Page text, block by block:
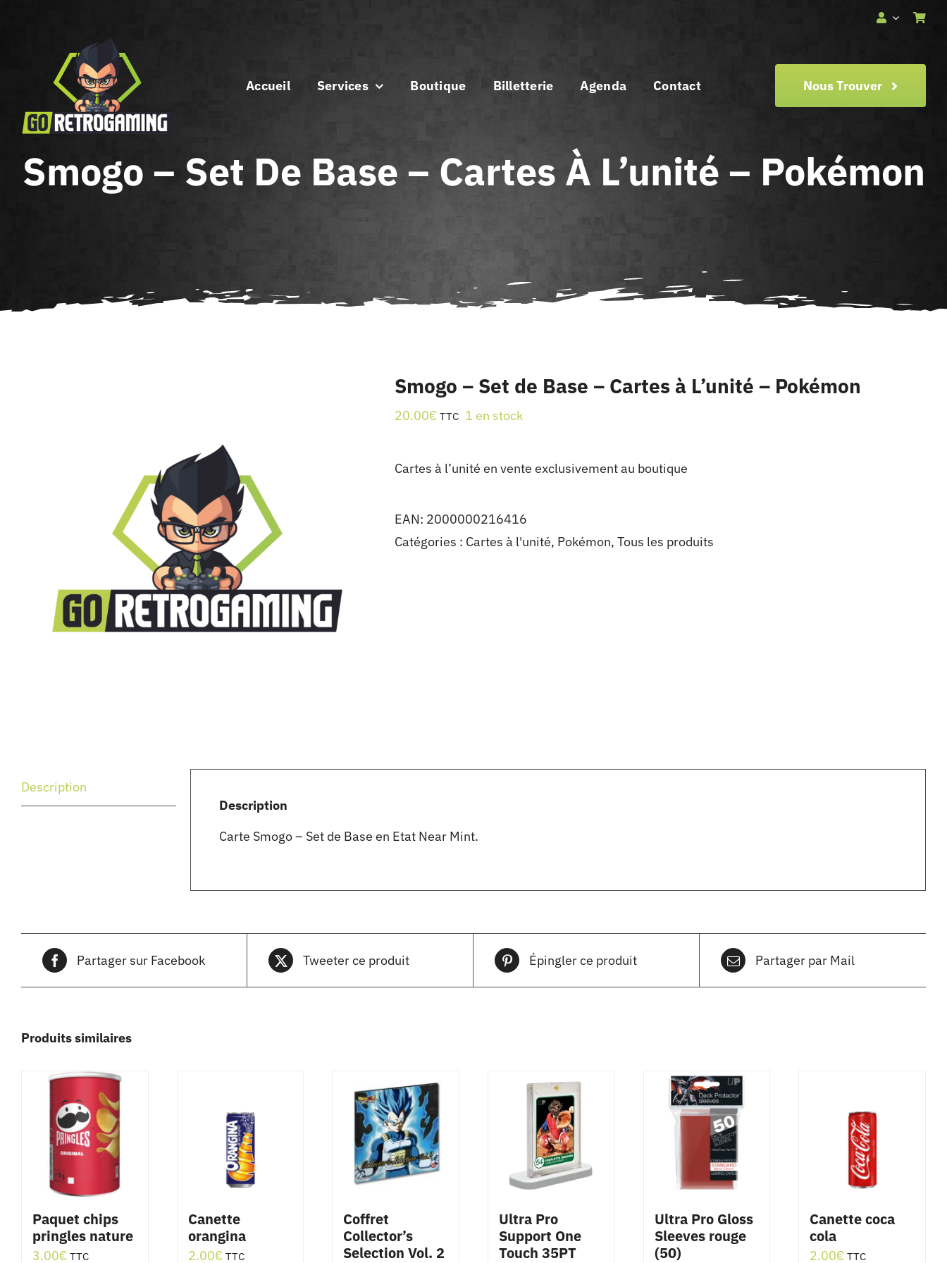
Accueil
Services Boutique Billetterie Agenda Contact Nous Trouver
Smogo – Set De Base – Cartes À L’unité – Pokémon
Smogo – Set de Base – Cartes à L’unité – Pokémon
20.00€ TTC 1 en stock
Cartes à l’unité en vente exclusivement au boutique
EAN: 2000000216416
Catégories : Cartes à l'unité, Pokémon, Tous les produits
Description
Description
Carte Smogo – Set de Base en Etat Near Mint.
Partager sur Facebook Tweeter ce produit Épingler ce produit Partager par Mail
Produits similaires
Paquet chips
pringles nature
3.00€ TTC
Canette
orangina
2.00€ TTC
Coffret
Collector’s
Selection Vol. 2
Ultra Pro
Support One
Touch 35PT
Ultra Pro Gloss
Sleeves rouge
(50)
Canette coca
cola
2.00€ TTC